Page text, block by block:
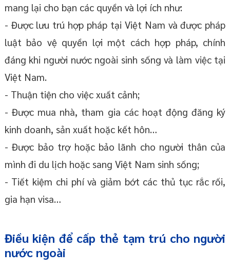
mang lại cho bạn các quyền và lợi ích như:
- Được lưu trú hợp pháp tại Việt Nam và được pháp
luật bảo vệ quyền lợi một cách hợp pháp, chính
đáng khi người nước ngoài sinh sống và làm việc tại
Việt Nam.
- Thuận tiện cho việc xuất cảnh;
- Được mua nhà, tham gia các hoạt động đăng ký
kinh doanh, sản xuất hoặc kết hôn…
- Được bảo trợ hoặc bảo lãnh cho người thân của
mình đi du lịch hoặc sang Việt Nam sinh sống;
- Tiết kiệm chi phí và giảm bớt các thủ tục rắc rối,
gia hạn visa…
Điều kiện để cấp thẻ tạm trú cho người
nước ngoài